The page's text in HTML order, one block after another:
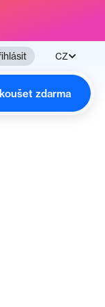
CZ
zdarma